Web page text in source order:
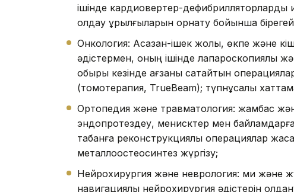
ішінде кардиовертер-дефибрилляторларды
қолдау құрылғыларын орнату бойынша
Онкология: Асқазан-ішек жолы, өкпе және
әдістермен, оның ішінде лапароскопиялық
обыры кезінде ағзаны сақтайтын
(томотерапия, TrueBeam); түпнұсқалық
Ортопедия және травматология: жамбас
эндопротездеу, менисктер мен
табанға реконструкциялық операциялар
металлоостеосинтез жүргізу;
Нейрохирургия және неврология: ми және
навигациялық нейрохирургия әдістерін